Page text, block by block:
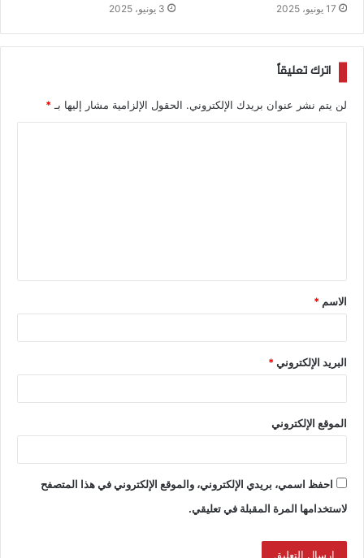
17 يونيو، 2025 3 يونيو، 2025
اترك تعليقاً
لن يتم نشر عنوان بريدك الإلكتروني. الحقول الإلزامية مشار إليها بـ *
الاسم *
البريد الإلكتروني*
الموقع الإلكتروني
احفظ اسمي، بريدي الإلكتروني، والموقع الإلكتروني في هذا المتصفح
لاستخدامها المرة المقبلة في تعليقي.